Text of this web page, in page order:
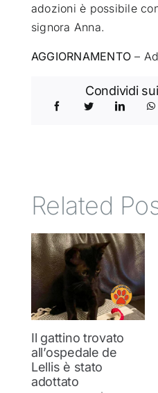
adozioni è possibile
signora Anna.
AGGIORNAMENTO –
Condividi
Related
Il gattino trovato
all’ospedale de
Lellis è stato
adottato